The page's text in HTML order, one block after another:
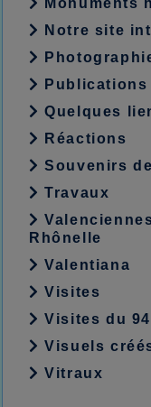
Notre site
Publications
Quelques
Réactions
Souvenirs
Travaux
Rhônelle
Valentiana
Visites
Visites du
Visuels
Vitraux